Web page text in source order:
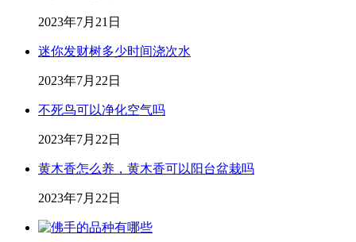
2023年7月21日
迷你发财树多少时间浇次水
2023年7月22日
不死鸟可以净化空气吗
2023年7月22日
黄木香怎么养，黄木香可以阳台盆栽吗
2023年7月22日